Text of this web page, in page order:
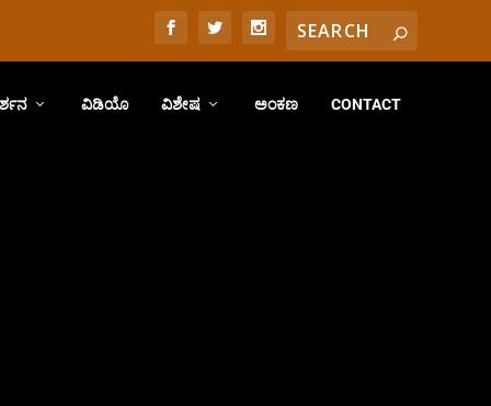
ವಿಡಿಯೊ ವಿಶೇಷ ಅಂಕಣ CONTACT